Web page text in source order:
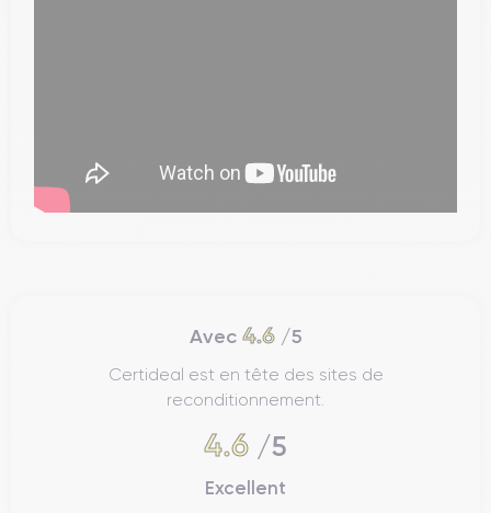
Avec 4.6/5
Certideal est en tête des sites de
reconditionnement.
4.6 /5
Excellent